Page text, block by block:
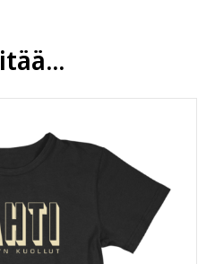
eri varastolta ja niillä
Eli vaikka
palautusaika siitä, kun
on valmistusvirhe
saat korvaavan
korvataan kokonaan tai
oikeus toiseen
tai eri tuotteeseen. Mikäli